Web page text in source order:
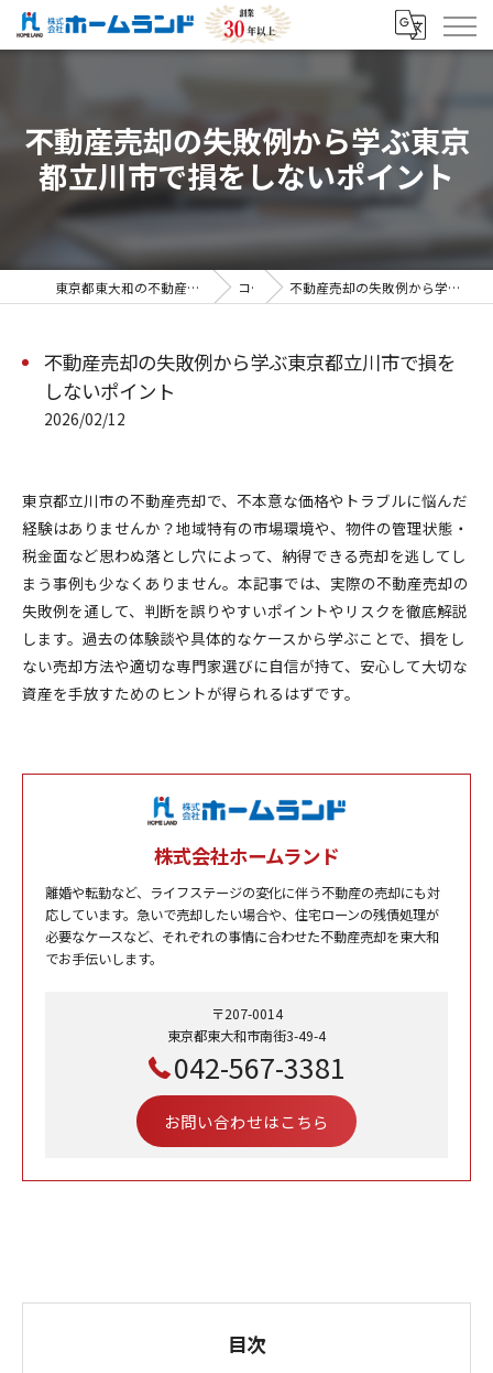
不動産売却の失敗例から学ぶ東京
都立川市で損をしないポイント
東京都東大和の不動産売却なら株式会社ホームランド コラム 不動産売却の失敗例から学ぶ東京都立川市で損をしないポイント
不動産売却の失敗例から学ぶ東京都立川市で損を
しないポイント
2026/02/12
東京都立川市の不動産売却で、不本意な価格やトラブルに悩んだ
経験はありませんか？地域特有の市場環境や、物件の管理状態・
税金面など思わぬ落とし穴によって、納得できる売却を逃してし
まう事例も少なくありません。本記事では、実際の不動産売却の
失敗例を通して、判断を誤りやすいポイントやリスクを徹底解説
します。過去の体験談や具体的なケースから学ぶことで、損をし
ない売却方法や適切な専門家選びに自信が持て、安心して大切な
資産を手放すためのヒントが得られるはずです。
株式会社ホームランド
離婚や転勤など、ライフステージの変化に伴う不動産の売却にも対
応しています。急いで売却したい場合や、住宅ローンの残債処理が
必要なケースなど、それぞれの事情に合わせた不動産売却を東大和
でお手伝いします。
〒207-0014
東京都東大和市南街3-49-4
042-567-3381
お問い合わせはこちら
目次